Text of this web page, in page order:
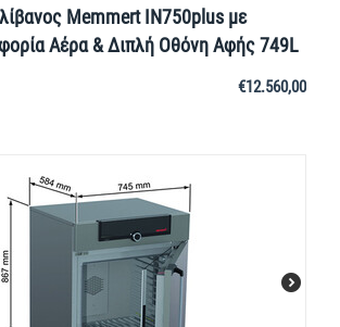
Memmert IN750plus με
Αέρα & Διπλή Οθόνη Αφής 749L
€12.560,00